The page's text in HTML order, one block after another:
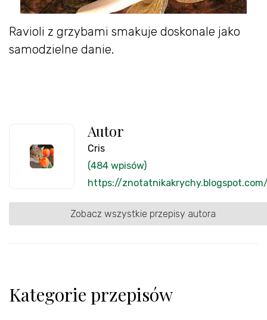
Ravioli z grzybami smakuje doskonale jako
samodzielne danie.
Autor
Cris
(484 wpisów)
https://
Zobacz wszystkie przepisy autora
Kategorie przepisów